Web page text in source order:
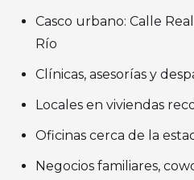
Casco urbano: Calle
Río
Clínicas, asesorías y
Locales en viviendas
Oficinas cerca de la
Negocios familiares,